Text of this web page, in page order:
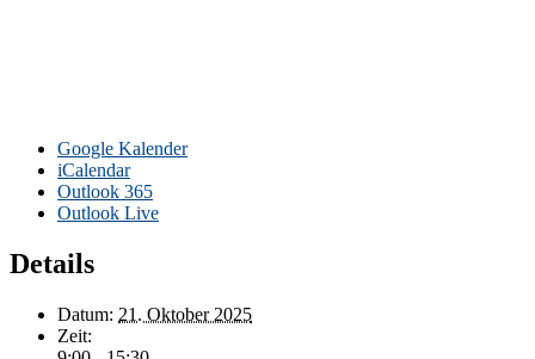
Google Kalender
iCalendar
Outlook 365
Outlook Live
Details
Datum: 21. Oktober 2025
Zeit: